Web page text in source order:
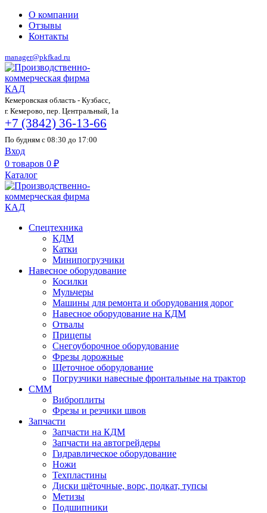
О компании
Отзывы
Контакты
manager@pkfkad.ru
Кемеровская область - Кузбасс,
г. Кемерово, пер. Центральный, 1а
+7 (3842) 36-13-66
По будням с 08:30 до 17:00
Вход
0 товаров 0 ₽
Каталог
Спецтехника
КДМ
Катки
Минипогрузчики
Навесное оборудование
Косилки
Мульчеры
Машины для ремонта и оборудования дорог
Навесное оборудование на КДМ
Отвалы
Прицепы
Снегоуборочное оборудование
Фрезы дорожные
Щеточное оборудование
Погрузчики навесные фронтальные на трактор
СММ
Виброплиты
Фрезы и резчики швов
Запчасти
Запчасти на КДМ
Запчасти на автогрейдеры
Гидравлическое оборудование
Ножи
Техпластины
Диски щёточные, ворс, подкат, тупсы
Метизы
Подшипники